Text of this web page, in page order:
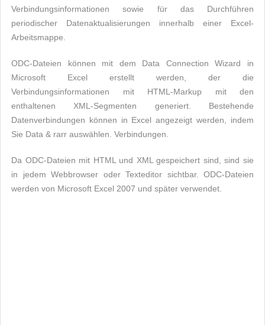
Verbindungsinformationen sowie für das Durchführen
periodischer Datenaktualisierungen innerhalb einer Excel-
Arbeitsmappe.
ODC-Dateien können mit dem Data Connection Wizard in
Microsoft Excel erstellt werden, der die
Verbindungsinformationen mit HTML-Markup mit den
enthaltenen XML-Segmenten generiert. Bestehende
Datenverbindungen können in Excel angezeigt werden, indem
Sie Data & rarr auswählen. Verbindungen.
Da ODC-Dateien mit HTML und XML gespeichert sind, sind sie
in jedem Webbrowser oder Texteditor sichtbar. ODC-Dateien
werden von Microsoft Excel 2007 und später verwendet.